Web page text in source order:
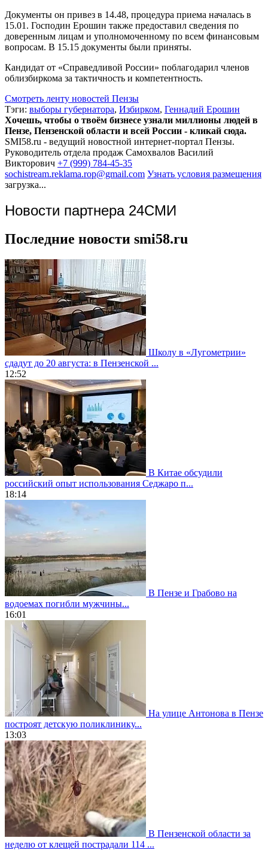
Документы он привез в 14.48, процедура приема началась в
15.01. Господин Ерошин также предоставил сведения по
доверенным лицам и уполномоченному по всем финансовым
вопросам. В 15.15 документы были приняты.
Кандидат от «Справедливой России» поблагодарил членов
облизбиркома за тактичность и компетентность.
Смотреть ленту новостей Пензы
Тэги: выборы губернатора, Избирком, Геннадий Ерошин
Хочешь, чтобы о твоём бизнесе узнали миллионы людей в
Пензе, Пензенской области и всей России - кликай сюда.
SMI58.ru - ведущий новостной интернет-портал Пензы.
Руководитель отдела продаж Самохвалов Василий
Викторович +7 (999) 784-45-35
sochistream.reklama.rop@gmail.com Узнать условия размещения
загрузка...
Новости партнера 24СМИ
Последние новости smi58.ru
Школу в «Лугометрии»
сдадут до 20 августа: в Пензенской ...
12:52
В Китае обсудили
российский опыт использования Седжаро п...
18:14
В Пензе и Грабово на
водоемах погибли мужчины...
16:01
На улице Антонова в Пензе
построят детскую поликлинику...
13:03
В Пензенской области за
неделю от клещей пострадали 114 ...